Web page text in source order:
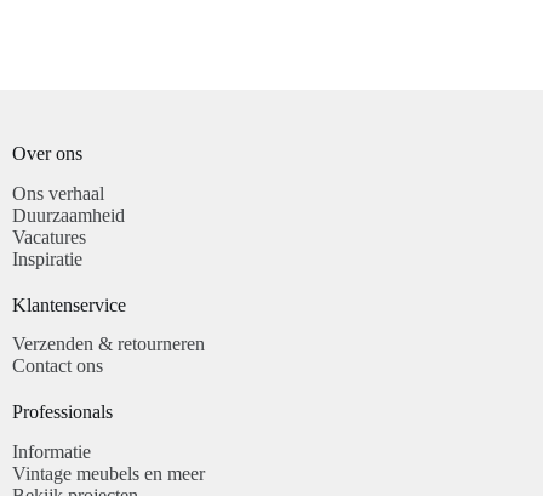
Over ons
Ons verhaal
Duurzaamheid
Vacatures
Inspiratie
Klantenservice​
Verzenden & retourneren
Contact ons
Professionals​
Informatie
Vintage meubels en meer